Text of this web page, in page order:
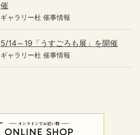
催
ギャラリー杜 催事情報
5/14～19「うすごろも展」を開催
ギャラリー杜 催事情報